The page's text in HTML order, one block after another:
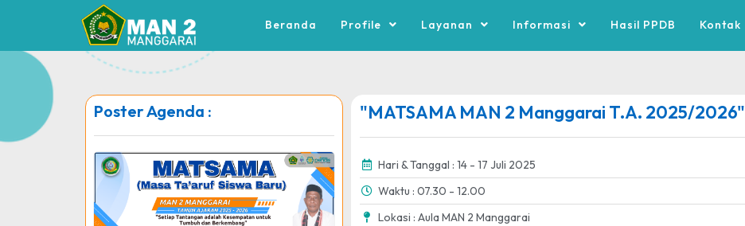
Beranda Profile Layanan Informasi Hasil PPDB Kontak
Poster Agenda : "MATSAMA MAN 2 Manggarai T.A. 2025/2026"
Hari & Tanggal : 14 - 17 Juli 2025
Waktu : 07.30 - 12.00
Lokasi : Aula MAN 2 Manggarai